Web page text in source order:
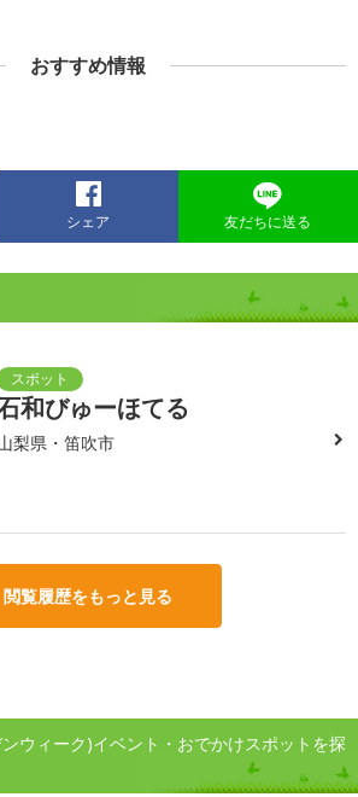
おすすめ情報
シェア 友だちに送る
和びゅーほてる
梨県・笛吹市
閲覧履歴をもっと見る
ウィーク)イベント・おでかけスポットを探